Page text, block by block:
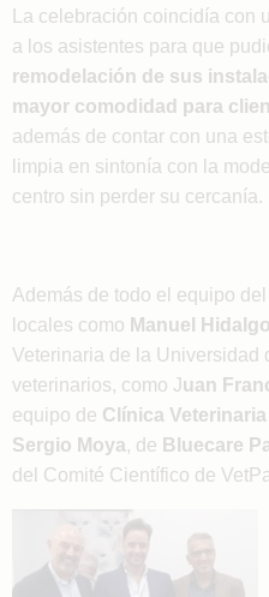
La celebración coincidía con
a los asistentes para que
remodelación de sus
mayor comodidad para
además de contar con una
limpia en sintonía con la
centro sin perder su cercanía.
Además de todo el equipo
locales como Manuel Hidalgo
Veterinaria de la Universidad
veterinarios, como Juan
equipo de Clínica
Sergio Moya, de Bluecare
del Comité Científico de